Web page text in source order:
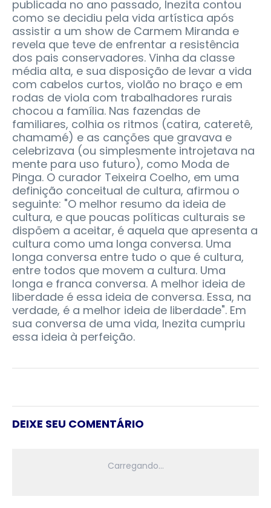
publicada no ano passado, Inezita contou
como se decidiu pela vida artística após
assistir a um show de Carmem Miranda e
revela que teve de enfrentar a resistência
dos pais conservadores. Vinha da classe
média alta, e sua disposição de levar a vida
com cabelos curtos, violão no braço e em
rodas de viola com trabalhadores rurais
chocou a família. Nas fazendas de
familiares, colhia os ritmos (catira, cateretê,
chamamé) e as canções que gravava e
celebrizava (ou simplesmente introjetava na
mente para uso futuro), como Moda de
Pinga. O curador Teixeira Coelho, em uma
definição conceitual de cultura, afirmou o
seguinte: "O melhor resumo da ideia de
cultura, e que poucas políticas culturais se
dispõem a aceitar, é aquela que apresenta a
cultura como uma longa conversa. Uma
longa conversa entre tudo o que é cultura,
entre todos que movem a cultura. Uma
longa e franca conversa. A melhor ideia de
liberdade é essa ideia de conversa. Essa, na
verdade, é a melhor ideia de liberdade". Em
sua conversa de uma vida, Inezita cumpriu
essa ideia à perfeição.
DEIXE SEU COMENTÁRIO